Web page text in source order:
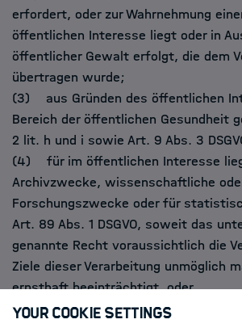
erfordert, oder zur Wahrnehmung
öffentlichen Interesse liegt oder in
öffentlicher Gewalt erfolgt, die dem
übertragen wurde;
(3) aus Gründen des öffentlichen
Bereich der öffentlichen Gesundheit
2 lit. h und i sowie Art. 9 Abs. 3
(4) für im öffentlichen Interesse
Archivzwecke, wissenschaftliche
Forschungszwecke oder für
Art. 89 Abs. 1 DSGVO, soweit das
genannte Recht voraussichtlich die
Ziele dieser Verarbeitung unmöglich
ernsthaft beeinträchtigt, oder
(5) zur Geltendmachung, Ausübung
Your Cookie Settings